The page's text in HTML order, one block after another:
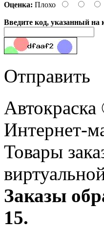
Оценка: Плохо
Введите код, указанный на
Отправить
Интернет-
Товары
Заказы
15.